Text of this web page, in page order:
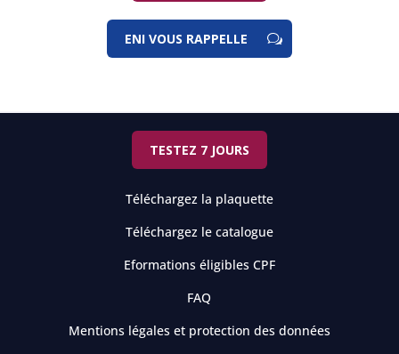
ENI VOUS RAPPELLE
TESTEZ 7 JOURS
Téléchargez la plaquette
Téléchargez le catalogue
Eformations éligibles CPF
FAQ
Mentions légales et protection des données